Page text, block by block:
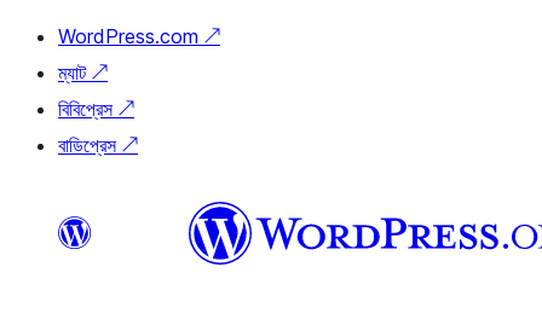
WordPress.com ↗
ম্যাট ↗
বিবিপ্রেস ↗
বাডিপ্রেস ↗